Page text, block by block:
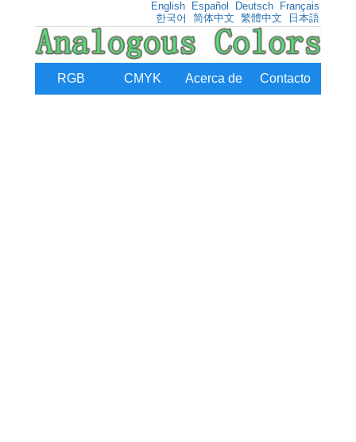
English Español Deutsch
Français
한국어
简体中文 繁體中文 日本語
RGB CMYK Acerca de Contacto